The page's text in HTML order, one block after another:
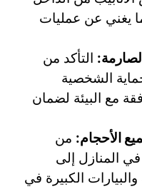
يغني عن عمليات
التأكد من
الشخصية
مع البيئة لضمان
الأحجام: من
المنازل إلى
الكبيرة في